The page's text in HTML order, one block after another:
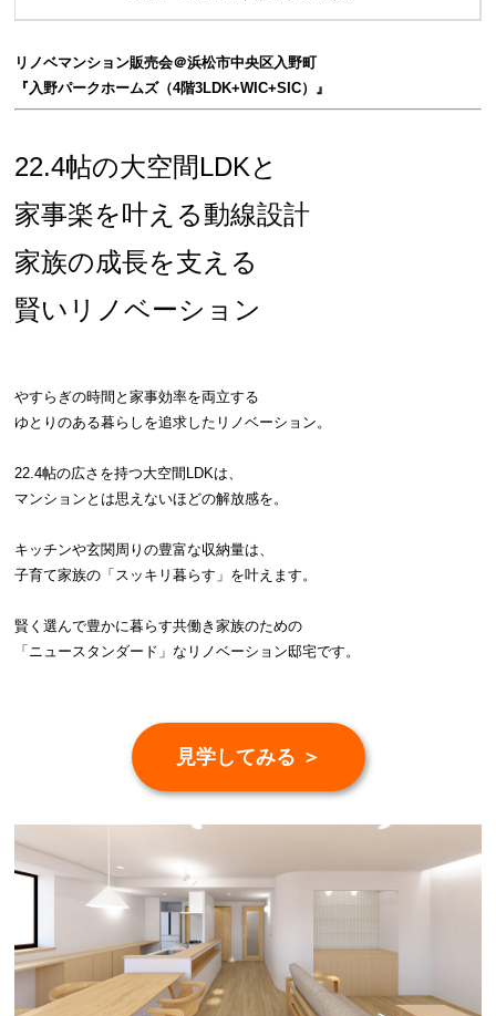
リノベマンション販売会＠浜松市中央区入野町
『入野パークホームズ（4階3LDK+WIC+SIC）』
22.4帖の大空間LDKと
家事楽を叶える動線設計
家族の成長を支える
賢いリノベーション
やすらぎの時間と家事効率を両立する
ゆとりのある暮らしを追求したリノベーション。
22.4帖の広さを持つ大空間LDKは、
マンションとは思えないほどの解放感を。
キッチンや玄関周りの豊富な収納量は、
子育て家族の「スッキリ暮らす」を叶えます。
賢く選んで豊かに暮らす共働き家族のための
「ニュースタンダード」なリノベーション邸宅です。
見学してみる ＞